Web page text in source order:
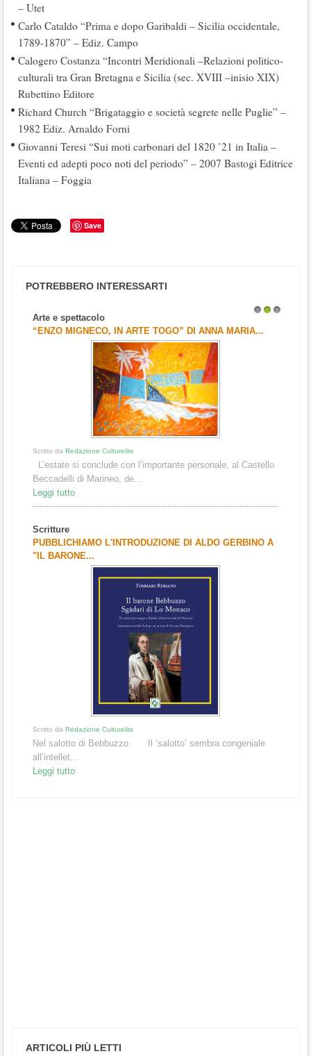
– Utet
Carlo Cataldo “Prima e dopo Garibaldi – Sicilia occidentale,
1789-1870” – Ediz. Campo
Calogero Costanza “Incontri Meridionali –Relazioni politico-
culturali tra Gran Bretagna e Sicilia (sec. XVIII –inisio XIX)
Rubettino Editore
Richard Church “Brigataggio e società segrete nelle Puglie” –
1982 Ediz. Arnaldo Forni
Giovanni Teresi “Sui moti carbonari del 1820 ’21 in Italia –
Eventi ed adepti poco noti del periodo” – 2007 Bastogi Editrice
Italiana – Foggia
Save
POTREBBERO INTERESSARTI
Arte e spettacolo
“ENZO MIGNECO, IN ARTE TOGO” DI ANNA MARIA...
Scritto da Redazione Culturelite
L’estate si conclude con l’importante personale, al Castello
Beccadelli di Marineo, de...
Leggi tutto
Scritture
PUBBLICHIAMO L'INTRODUZIONE DI ALDO GERBINO A
"IL BARONE...
Scritto da Redazione Culturelite
Nel salotto di Bebbuzzo Il ‘salotto’ sembra congeniale
all’intellet...
Leggi tutto
ARTICOLI PIÙ LETTI